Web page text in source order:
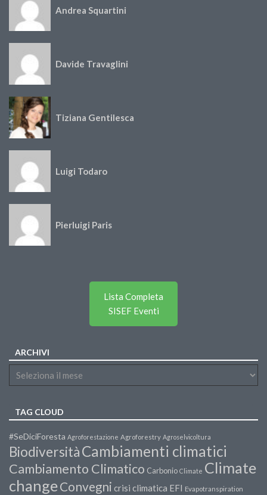
Andrea Squartini
Davide Travaglini
Tiziana Gentilesca
Luigi Todaro
Pierluigi Paris
Lista Completa
SISEF Eventi
ARCHIVI
TAG CLOUD
#SeDiciForesta Agroforestazione Agroforestry Agroselvicoltura
BiodiversitàCambiamenti climatici
Cambiamento Climatico Carbonio Climate Climate
changeConvegni crisi climatica EFI Evapotranspiration